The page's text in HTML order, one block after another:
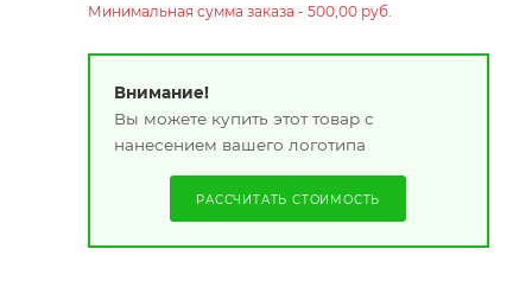
Минимальная сумма заказа - 500,00 руб.
Внимание!
Вы можете купить этот товар с
нанесением вашего логотипа
РАССЧИТАТЬ СТОИМОСТЬ